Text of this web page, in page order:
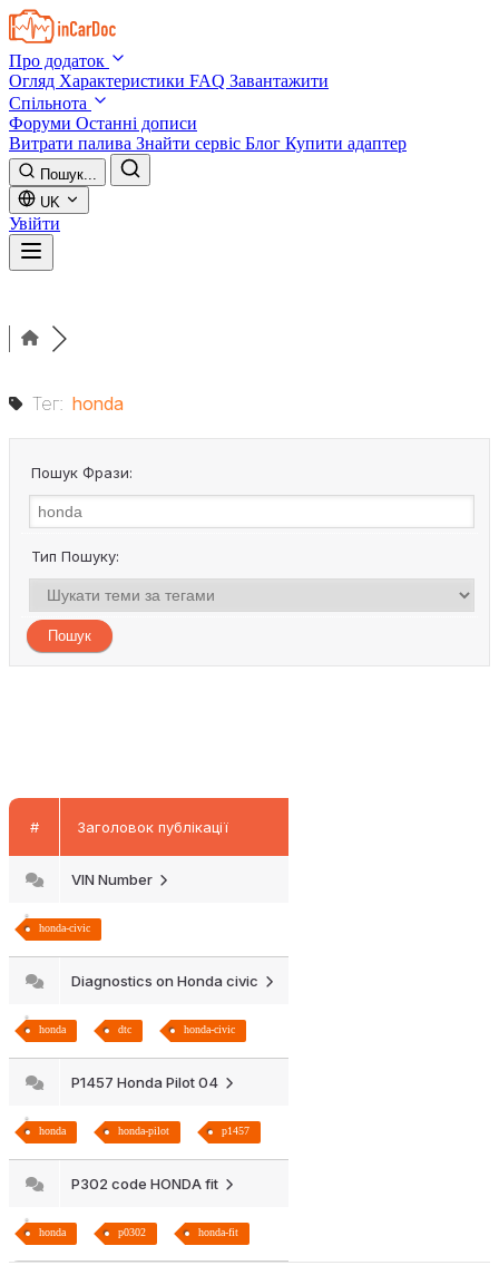
Skip to main content
Про додаток
Огляд Характеристики FAQ Завантажити
Спільнота
Форуми Останні дописи
Витрати палива Знайти сервіс Блог Купити адаптер
Пошук...
UK
Увійти
Тег: honda
Пошук Фрази:
Тип Пошуку:
# Заголовок публікації
VIN Number
honda-civic
Diagnostics on Honda civic
honda dtc honda-civic
P1457 Honda Pilot 04
honda honda-pilot p1457
P302 code HONDA fit
honda p0302 honda-fit